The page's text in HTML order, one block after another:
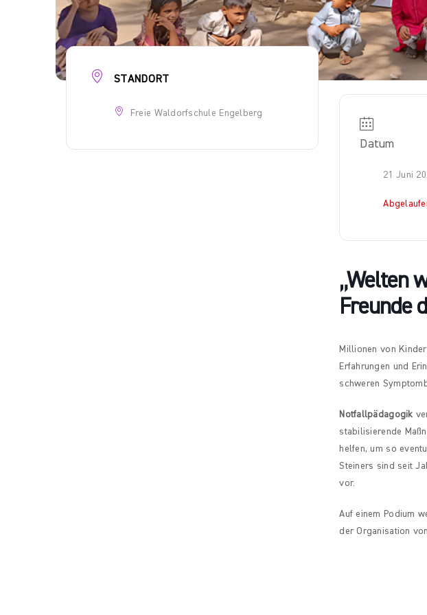
STANDORT
Freie Waldorfschule Engelberg
Datum
21 Juni
„Welten
Freunde
Millionen von
Erfahrungen und
schweren
Notfallpädagogik
stabilisierende
helfen, um so
Steiners sind seit
vor.
Auf einem Podium
der Organisation